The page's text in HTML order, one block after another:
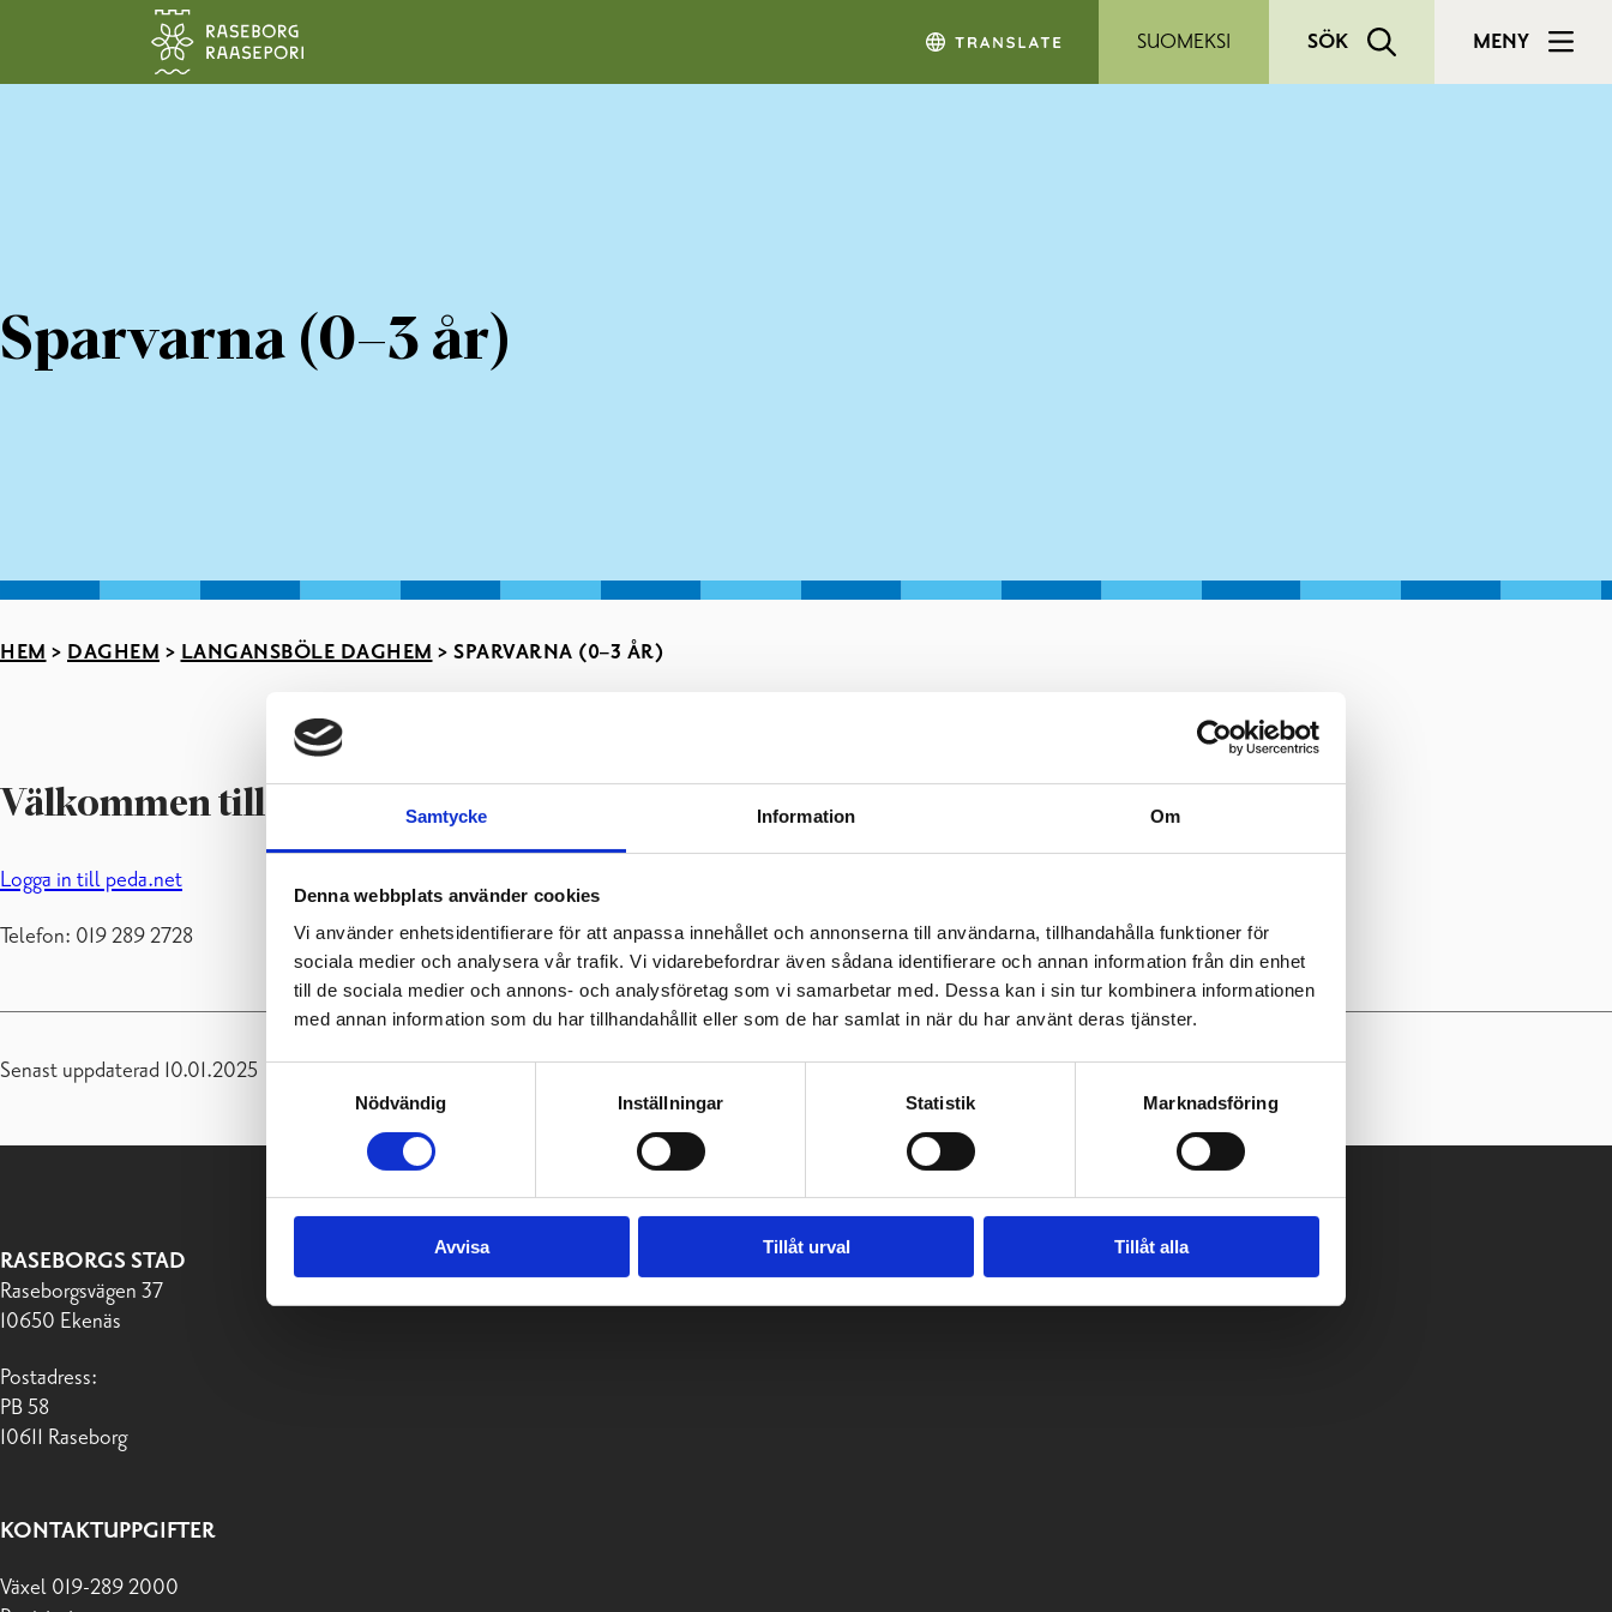
Samtycke Information Om
Denna webbplats använder cookies
Vi använder enhetsidentifierare för att anpassa innehållet och annonserna till användarna, tillhandahålla funktioner för
sociala medier och analysera vår trafik. Vi vidarebefordrar även sådana identifierare och annan information från din enhet
till de sociala medier och annons- och analysföretag som vi samarbetar med. Dessa kan i sin tur kombinera informationen
med annan information som du har tillhandahållit eller som de har samlat in när du har använt deras tjänster.
Nödvändig
Inställningar Statistik Marknadsföring
Avvisa Tillåt urval Tillåt alla
Hoppa till sidans innehåll
SUOMEKSI SÖK MENY
Sparvarna (0–3 år)
HEM > DAGHEM > LANGANSBÖLE DAGHEM > SPARVARNA (0–3 ÅR)
Välkommen till Sparvarna
Logga in till peda.net
Telefon: 019 289 2728
Senast uppdaterad 10.01.2025
RASEBORGS STAD
Raseborgsvägen 37
10650 Ekenäs
Postadress:
PB 58
10611 Raseborg
KONTAKTUPPGIFTER
Växel 019-289 2000